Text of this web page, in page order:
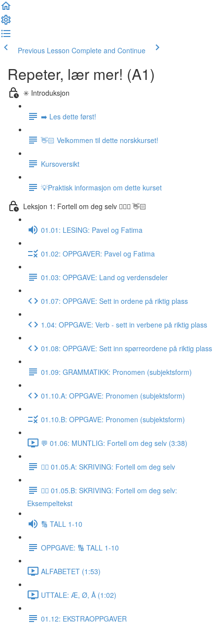
Previous Lesson Complete and Continue
Repeter, lær mer! (A1)
✳️ Introduksjon
➡️ Les dette først!
👋🏻 Velkommen til dette norskkurset!
Kursoversikt
💡Praktisk informasjon om dette kurset
Leksjon 1: Fortell om deg selv 🙋🏽‍♀️ 👋🏻
01.01: LESING: Pavel og Fatima
01.02: OPPGAVER: Pavel og Fatima
01.03: OPPGAVE: Land og verdensdeler
01.07: OPPGAVE: Sett in ordene på riktig plass
1.04: OPPGAVE: Verb - sett in verbene på riktig plass
01.08: OPPGAVE: Sett inn spørreordene på riktig plass
01.09: GRAMMATIKK: Pronomen (subjektsform)
01.10.A: OPPGAVE: Pronomen (subjektsform)
01.10.B: OPPGAVE: Pronomen (subjektsform)
💬 01.06: MUNTLIG: Fortell om deg selv (3:38)
✍🏼 01.05.A: SKRIVING: Fortell om deg selv
✍🏼 01.05.B: SKRIVING: Fortell om deg selv:
Eksempeltekst
🔢 TALL 1-10
OPPGAVE: 🔢 TALL 1-10
ALFABETET (1:53)
UTTALE: Æ, Ø, Å (1:02)
01.12: EKSTRAOPPGAVER